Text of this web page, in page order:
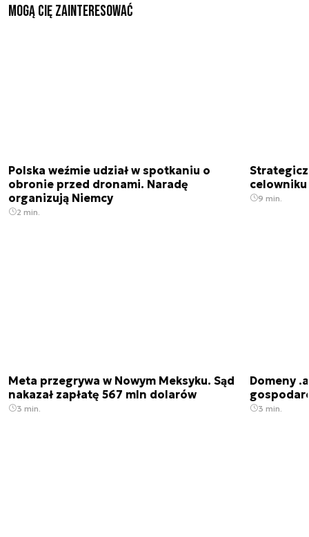
Mogą Cię zainteresować
Polska weźmie udział w spotkaniu o
obronie przed dronami. Naradę
organizują Niemcy
2 min.
9 min.
Meta przegrywa w Nowym Meksyku. Sąd
nakazał zapłatę 567 mln dolarów
3 min.
Domeny
3 min.